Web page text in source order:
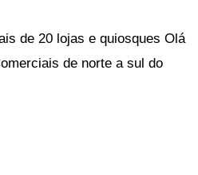
de 20 lojas e quiosques Olá
de norte a sul do